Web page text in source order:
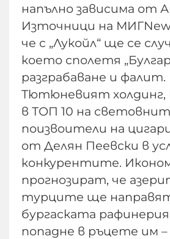
напълно зависима от
Източници на
че с „Лукойл“ ще се
което сполетя
разграбаване и фалит.
Тютюневият
в ТОП 10 на
поизвоители на
от Делян Пеевски в
конкурентите.
прогнозират, че
турците ще
бургаската
попадне в ръцете им